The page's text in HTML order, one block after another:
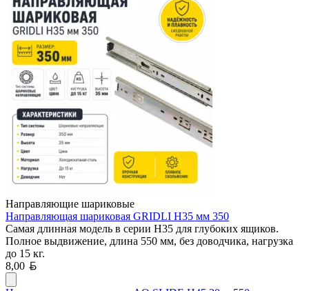
Направляющие шариковые
Направляющая шариковая GRIDLI Н35 мм 350
Самая длинная модель в серии H35 для глубоких ящиков.
Полное выдвижение, длина 550 мм, без доводчика, нагрузка
до 15 кг.
8,00